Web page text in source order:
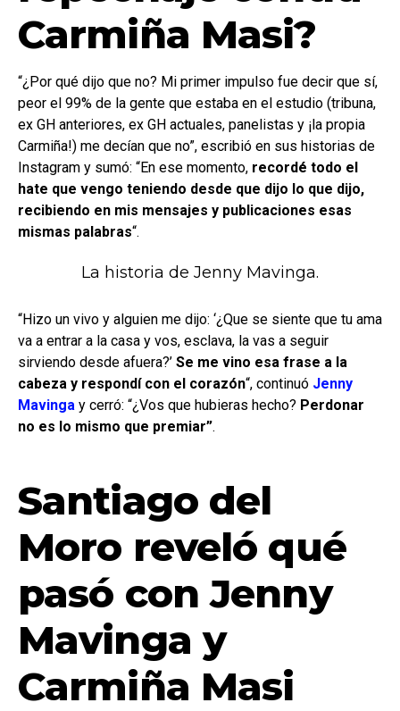
Carmiña Masi?
“¿Por qué dijo que no? Mi primer impulso fue decir que sí,
peor el 99% de la gente que estaba en el estudio (tribuna,
ex GH anteriores, ex GH actuales, panelistas y ¡la propia
Carmiña!) me decían que no”, escribió en sus historias de
Instagram y sumó: “En ese momento, recordé todo el
hate que vengo teniendo desde que dijo lo que dijo,
recibiendo en mis mensajes y publicaciones esas
mismas palabras“.
La historia de Jenny Mavinga.
“Hizo un vivo y alguien me dijo: ‘¿Que se siente que tu ama
va a entrar a la casa y vos, esclava, la vas a seguir
sirviendo desde afuera?’ Se me vino esa frase a la
cabeza y respondí con el corazón“, continuó Jenny
Mavinga y cerró: “¿Vos que hubieras hecho? Perdonar
no es lo mismo que premiar”.
Santiago del
Moro reveló qué
pasó con Jenny
Mavinga y
Carmiña Masi